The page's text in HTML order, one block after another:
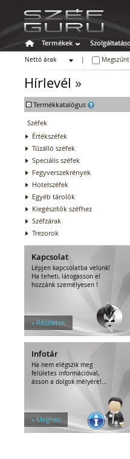
Termékek
Nettó árak
Hírlevél »
- Termékkatalógus
Széfek
Értékszéfek
Tűzálló széfek
Speciális széfek
Fegyverszekrények
Hotelszéfek
Egyéb tárolók
Kiegészítők széfhez
Széfzárak
Trezorok
Kapcsolat
Lépjen kapcsolatba velünk!
Ha teheti, látogasson el
hozzánk személyesen !
» Részletek
Infotár
Ha nem elégszik meg
felületes információval,
ásson a dolgok mélyére!...
» Megnéz